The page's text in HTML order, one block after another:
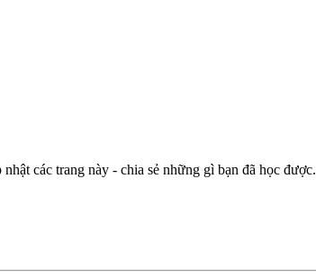
các trang này - chia sẻ những gì bạn đã học được.